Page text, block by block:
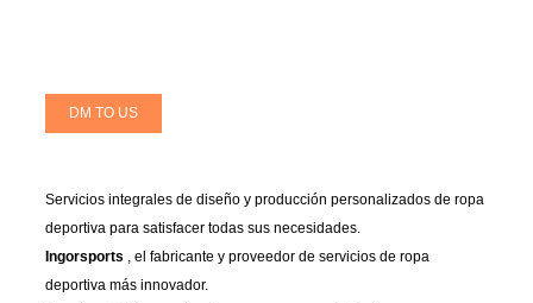
DM TO US
Servicios integrales de diseño y producción personalizados de ropa
deportiva para satisfacer todas sus necesidades.
Ingorsports , el fabricante y proveedor de servicios de ropa
deportiva más innovador.